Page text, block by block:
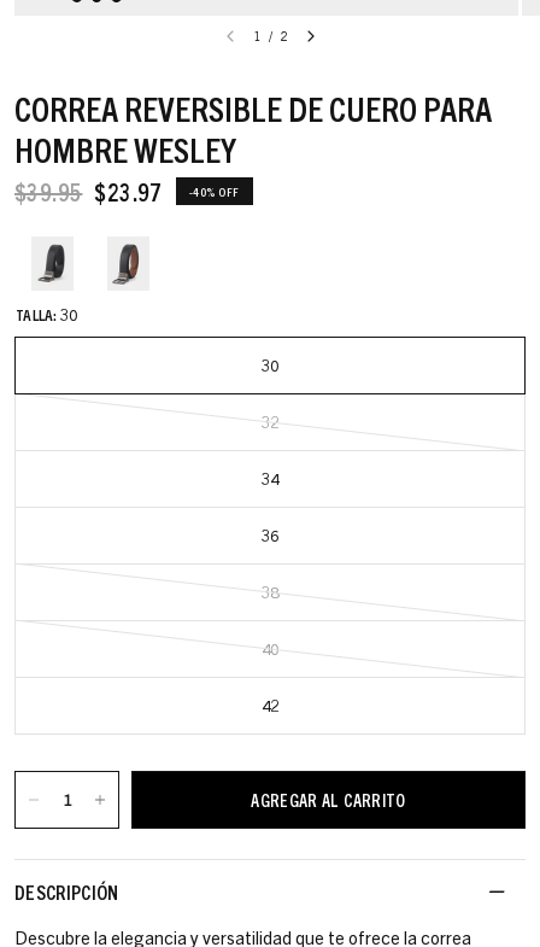
1 / 2
CORREA REVERSIBLE DE CUERO PARA
HOMBRE WESLEY
$39.95 $23.97 -40% OFF
TALLA:30
30
32
34
36
38
40
42
AGREGAR AL CARRITO
DESCRIPCIÓN
Descubre la elegancia y versatilidad que te ofrece la correa